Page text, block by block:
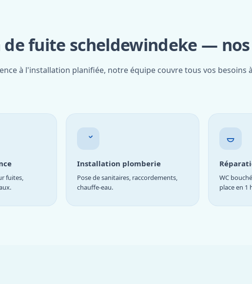
fuite scheldewindeke —
à l'installation planifiée, notre équipe couvre tous vos besoins à
fuites,
Installation plomberie
Pose de sanitaires, raccordements,
chauffe-eau.
WC
place en 1